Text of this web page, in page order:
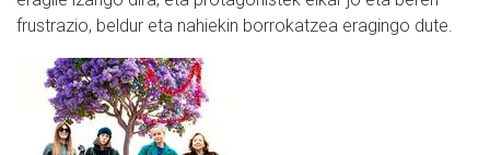
frustrazio, beldur eta nahiekin borrokatzea eragingo dute.